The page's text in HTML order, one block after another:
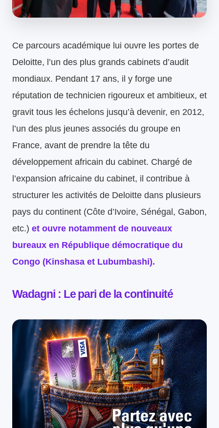
Ce parcours académique lui ouvre les portes de
Deloitte, l’un des plus grands cabinets d’audit
mondiaux. Pendant 17 ans, il y forge une
réputation de technicien rigoureux et ambitieux, et
gravit tous les échelons jusqu’à devenir, en 2012,
l’un des plus jeunes associés du groupe en
France, avant de prendre la tête du
développement africain du cabinet. Chargé de
l’expansion africaine du cabinet, il contribue à
structurer les activités de Deloitte dans plusieurs
pays du continent (Côte d’Ivoire, Sénégal, Gabon,
etc.) et ouvre notamment de nouveaux
bureaux en République démocratique du
Congo (Kinshasa et Lubumbashi).
Wadagni : Le pari de la continuité